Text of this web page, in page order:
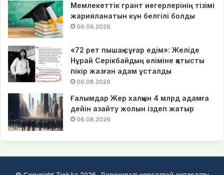
Мемлекеттік грант иегерлерінің тізімі
жарияланатын күн белгілі болды
06.08.2026
«72 рет пышақ сұғар едім»: Желіде
Нұрай Серікбайдың өліміне қатысты
пікір жазған адам ұсталды
06.08.2026
Ғалымдар Жер халқын 4 млрд адамға
дейін азайту жолын іздеп жатыр
06.08.2026